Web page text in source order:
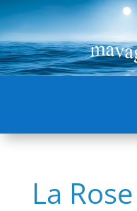
La Rose